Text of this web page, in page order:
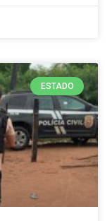
ESTADO